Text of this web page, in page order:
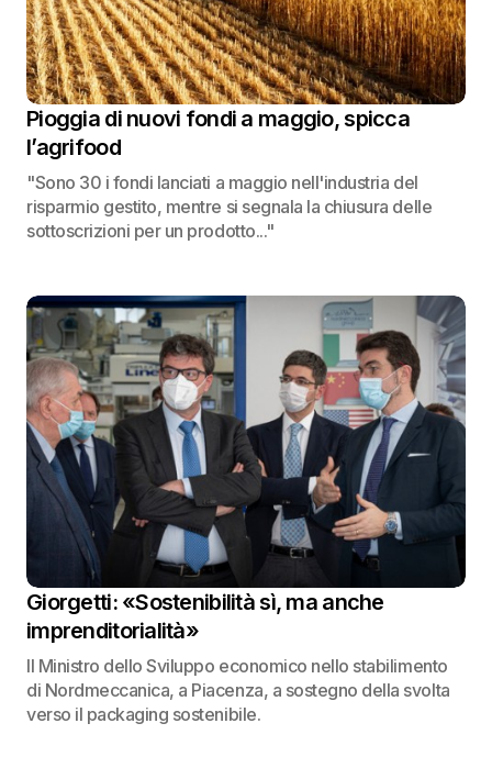
Pioggia di nuovi fondi a maggio, spicca
l’agrifood
"Sono 30 i fondi lanciati a maggio nell'industria del
risparmio gestito, mentre si segnala la chiusura delle
sottoscrizioni per un prodotto..."
Giorgetti: «Sostenibilità sì, ma anche
imprenditorialità»
Il Ministro dello Sviluppo economico nello stabilimento
di Nordmeccanica, a Piacenza, a sostegno della svolta
verso il packaging sostenibile.